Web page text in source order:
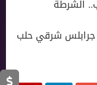
الشرطة
جرابلس شرقي حلب